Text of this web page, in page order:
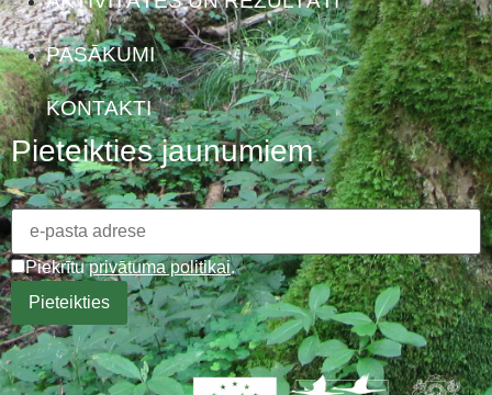
PASĀKUMI
KONTAKTI
Pieteikties jaunumiem
Piekrītuprivātuma politikai.